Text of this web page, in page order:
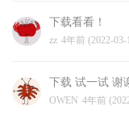
下载看看！
zz 4年前 (2022-03-
下载 试一试 谢
OWEN 4年前